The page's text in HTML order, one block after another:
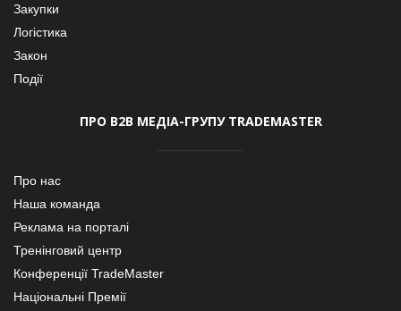
Закупки
Логістика
Закон
Події
ПРО В2В МЕДІА-ГРУПУ TRADEMASTER
Про нас
Наша команда
Реклама на порталі
Тренінговий центр
Конференції TradeMaster
Національні Премії